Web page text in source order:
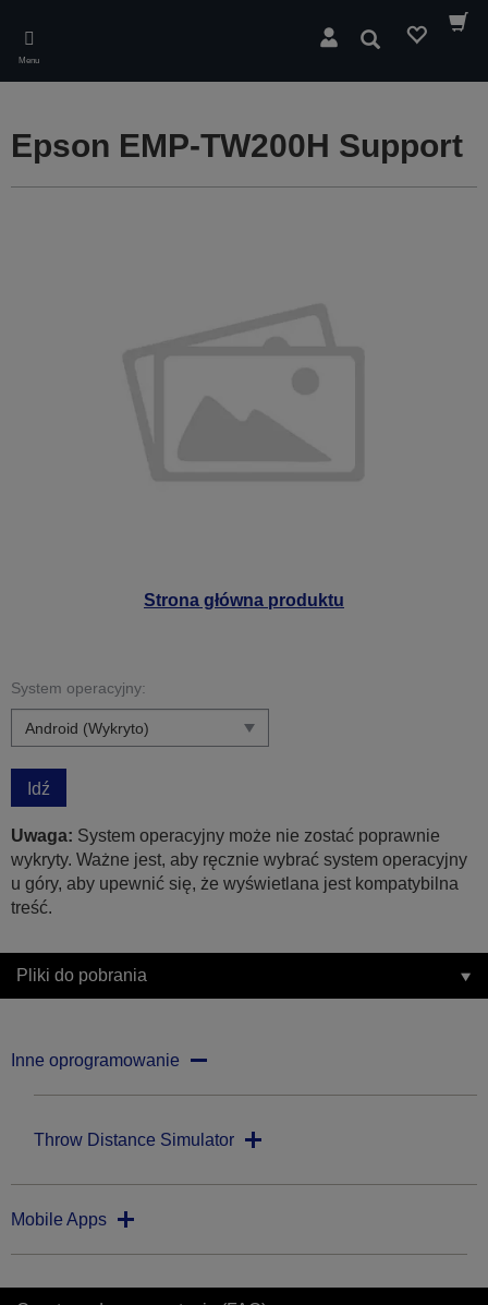
main
content
Menu
Wyszukaj
Strona główna produktu
Epson EMP-TW200H Support
System operacyjny:
Idź
Uwaga: System operacyjny może nie zostać poprawnie
wykryty. Ważne jest, aby ręcznie wybrać system operacyjny
u góry, aby upewnić się, że wyświetlana jest kompatybilna
treść.
Pliki do pobrania
Inne oprogramowanie
Throw Distance Simulator
Mobile Apps